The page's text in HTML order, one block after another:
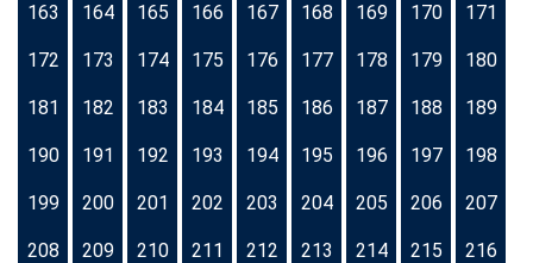
163 164 165 166 167 168 169 170 171
172 173 174 175 176 177 178 179 180
181 182 183 184 185 186 187 188 189
190 191 192 193 194 195 196 197 198
199 200 201 202 203 204 205 206 207
208 209 210 211 212 213 214 215 216